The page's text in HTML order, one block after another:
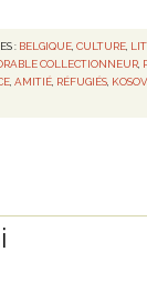
: BELGIQUE, CULTURE,
COLLECTIONNEUR
,AMITIÉ RÉFUGIÉS